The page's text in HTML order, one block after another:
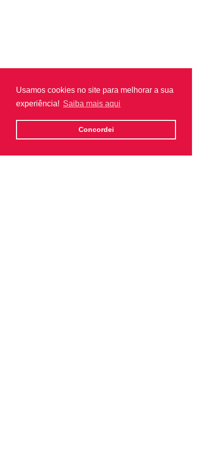
Usamos cookies no site para melhorar a sua
experiência! Saiba mais aqui
Concordei